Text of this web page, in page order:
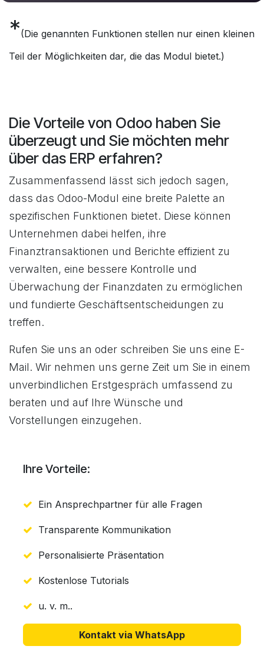
*(Die genannten Funktionen stellen nur einen kleinen
Teil der Möglichkeiten dar, die das Modul bietet.)
Die Vorteile von Odoo haben Sie
überzeugt und Sie möchten mehr
über das ERP erfahren?
Zusammenfassend lässt sich jedoch sagen,
dass das Odoo-Modul eine breite Palette an
spezifischen Funktionen bietet. Diese können
Unternehmen dabei helfen, ihre
Finanztransaktionen und Berichte effizient zu
verwalten, eine bessere Kontrolle und
Überwachung der Finanzdaten zu ermöglichen
und fundierte Geschäftsentscheidungen zu
treffen.
Rufen Sie uns an oder schreiben Sie uns eine E-
Mail. Wir nehmen uns gerne Zeit um Sie in einem
unverbindlichen Erstgespräch umfassend zu
beraten und auf Ihre Wünsche und
Vorstellungen einzugehen.
Ihre Vorteile:
Ein Ansprechpartner für alle Fragen
Transparente Kommunikation
Personalisierte Präsentation
Kostenlose Tutorials
u. v. m..
Kontakt via WhatsApp